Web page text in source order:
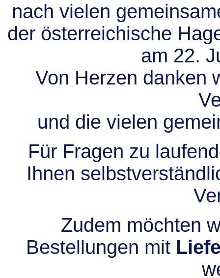
nach vielen
der österreichische
am 22.
Von Herzen danken
und die vielen
Für Fragen zu
Ihnen
Zudem möchten
Bestellungen mit